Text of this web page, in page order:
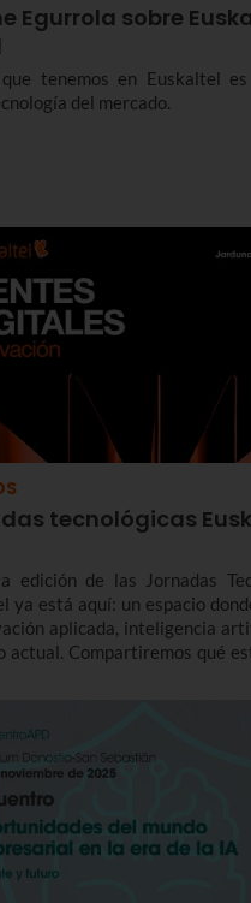
Egurrola sobre
tenemos en Euskaltel
del mercado.
tecnológicas
edición de las Jornadas
ya está aquí: un espacio
aplicada, inteligencia
actual. Compartiremos qué